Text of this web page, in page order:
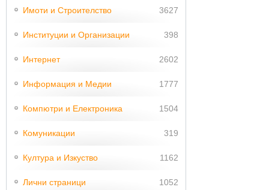
Имоти и Строителство 3627
Институции и Организации 398
Интернет 2602
Информация и Медии 1777
Компютри и Електроника 1504
Комуникации 319
Култура и Изкуство 1162
Лични страници 1052